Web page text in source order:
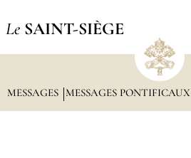
Le SAINT-SIÈGE
MESSAGES MESSAGES PONTIFICAUX